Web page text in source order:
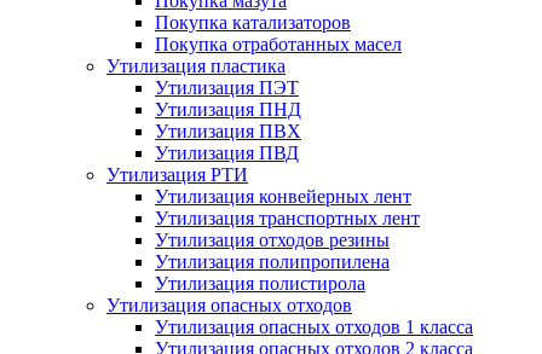
Покупка катализаторов
Покупка отработанных масел
Утилизация пластика
Утилизация ПЭТ
Утилизация ПНД
Утилизация ПВХ
Утилизация ПВД
Утилизация РТИ
Утилизация конвейерных лент
Утилизация транспортных лент
Утилизация отходов резины
Утилизация полипропилена
Утилизация полистирола
Утилизация опасных отходов
Утилизация опасных отходов 1 класса
Утилизация опасных отходов 2 класса